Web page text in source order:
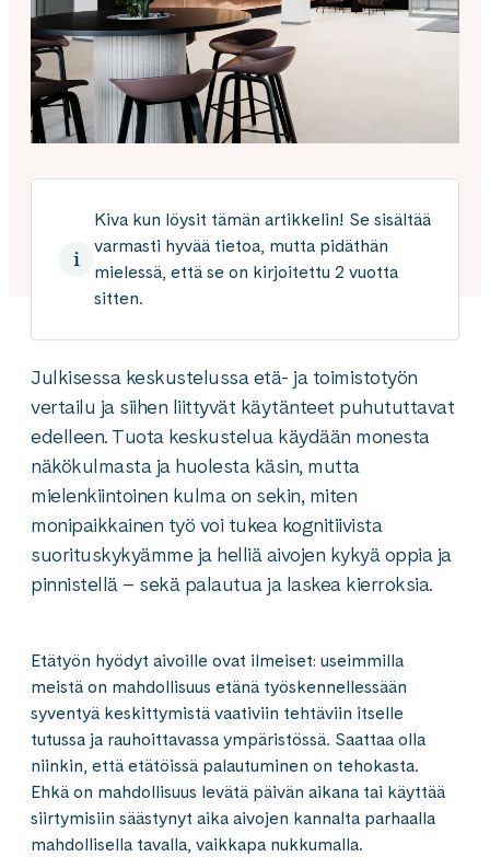
Kiva kun löysit tämän artikkelin! Se sisältää
varmasti hyvää tietoa, mutta pidäthän
mielessä, että se on kirjoitettu 2 vuotta
sitten.
Julkisessa keskustelussa etä- ja toimistotyön
vertailu ja siihen liittyvät käytänteet puhututtavat
edelleen. Tuota keskustelua käydään monesta
näkökulmasta ja huolesta käsin, mutta
mielenkiintoinen kulma on sekin, miten
monipaikkainen työ voi tukea kognitiivista
suorituskykyämme ja helliä aivojen kykyä oppia ja
pinnistellä – sekä palautua ja laskea kierroksia.
Etätyön hyödyt aivoille ovat ilmeiset: useimmilla
meistä on mahdollisuus etänä työskennellessään
syventyä keskittymistä vaativiin tehtäviin itselle
tutussa ja rauhoittavassa ympäristössä. Saattaa olla
niinkin, että etätöissä palautuminen on tehokasta.
Ehkä on mahdollisuus levätä päivän aikana tai käyttää
siirtymisiin säästynyt aika aivojen kannalta parhaalla
mahdollisella tavalla, vaikkapa nukkumalla.